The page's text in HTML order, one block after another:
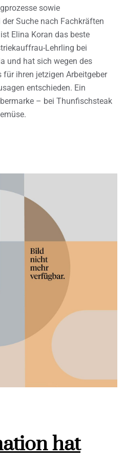
sowie
Suche nach Fachkräften
Elina Koran das beste
Lehrling bei
und hat sich wegen des
ihren jetzigen Arbeitgeber
entschieden. Ein
– bei Thunfischsteak
hat